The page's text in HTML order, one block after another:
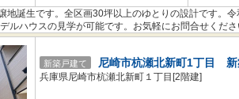
地誕生です。全区画30坪以上のゆとりの設計です。
ルハウスの見学が可能です。お気軽にお問合せくださ
新築戸建て 尼崎市杭瀬北新町1丁目 新
兵庫県尼崎市杭瀬北新町１丁目[2階建]